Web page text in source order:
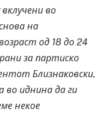
во
на
од 18 до 24
за партиско
Близнаковски,
во иднина да ги
некое